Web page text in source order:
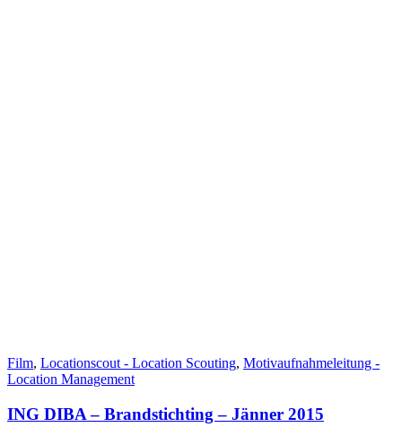
Film, Locationscout - Location Scouting, Motivaufnahmeleitung -
Location Management
ING DIBA – Brandstichting – Jänner 2015